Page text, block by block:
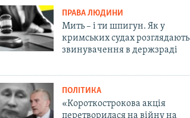
ПРАВА ЛЮДИНИ
Мить – і ти шпигун. Як у
кримських судах розглядають
звинувачення в держзраді
ПОЛІТИКА
«Короткострокова акція
перетворилася на війну на